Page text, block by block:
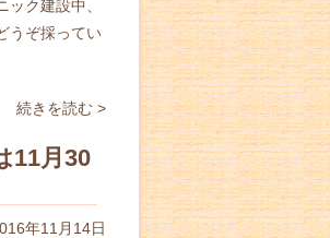
ク建設中、
うぞ採ってい
続きを読む >
11月30
年11月14日